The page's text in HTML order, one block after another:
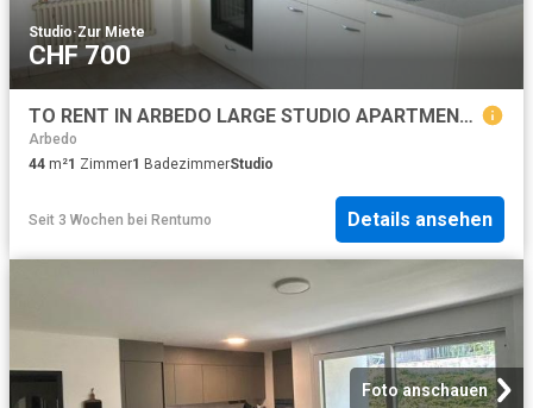
Studio·Zur Miete
CHF 700
TO RENT IN ARBEDO LARGE STUDIO APARTMENT ON THE GROUND FLOOR
Arbedo
44 m²1 Zimmer1 BadezimmerStudio
Seit 3 Wochen bei Rentumo Details ansehen
Foto anschauen